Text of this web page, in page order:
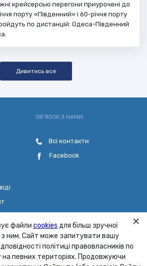
крейсерські перегони приурочені до
порту «Південний» і 60-річчя порту
по дистанцій: Одеса-Південний
Дивитись все
файли cookies для більш зручної
з ним. Сайт може запитувати вашу
політиці правовласників по
певних територіях. Продовжуючи
ЗВ'ЯЗОК З НАМИ
Всі контакти
Facebook